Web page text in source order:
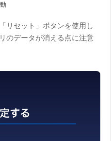
リセット」ボタンを使用し
のデータが消える点に注意